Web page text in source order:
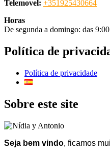
Telemovel: +351925430664
Horas
De segunda a domingo: das
Política de
Política de privacidade
Sobre este site
Seja bem vindo, ficamos